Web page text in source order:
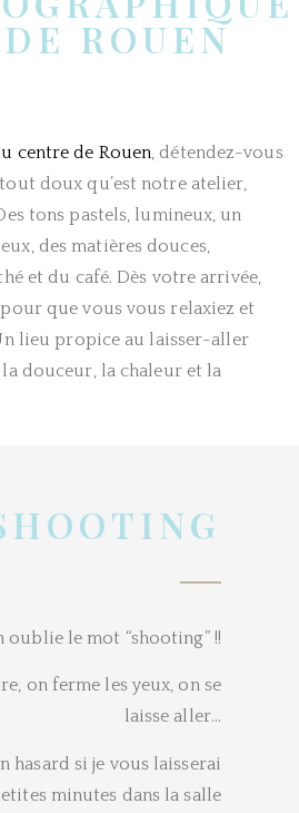
ROUEN
centre de Rouen, détendez-vous
doux qu’est notre atelier,
tons pastels, lumineux, un
des matières douces,
et du café. Dès votre arrivée,
que vous vous relaxiez et
lieu propice au laisser-aller
douceur, la chaleur et la
le mot “shooting” !!
on ferme les yeux, on se
laisse aller…
hasard si je vous laisserai
minutes dans la salle